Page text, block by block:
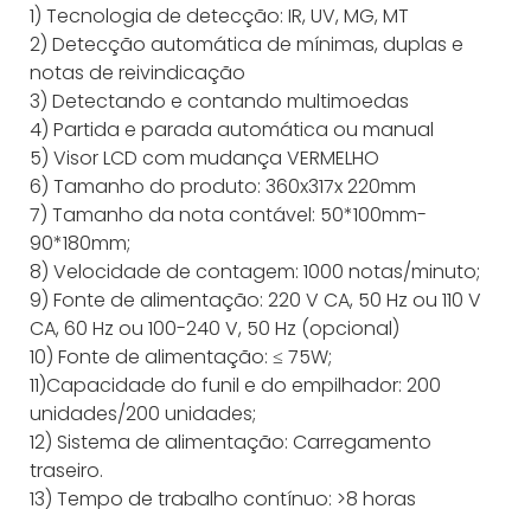
1) Tecnologia de detecção: IR, UV, MG, MT
2) Detecção automática de mínimas, duplas e
notas de reivindicação
3) Detectando e contando multimoedas
4) Partida e parada automática ou manual
5) Visor LCD com mudança VERMELHO
6) Tamanho do produto: 360x317x 220mm
7) Tamanho da nota contável: 50*100mm-
90*180mm;
8) Velocidade de contagem: 1000 notas/minuto;
9) Fonte de alimentação: 220 V CA, 50 Hz ou 110 V
CA, 60 Hz ou 100-240 V, 50 Hz (opcional)
10) Fonte de alimentação: ≤ 75W;
11)Capacidade do funil e do empilhador: 200
unidades/200 unidades;
12) Sistema de alimentação: Carregamento
traseiro.
13) Tempo de trabalho contínuo: >8 horas